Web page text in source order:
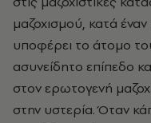
μαζοχισμού, κατά
υποφέρει το άτομο
ασυνείδητο επίπεδο
στον ερωτογενή
στην υστερία. Όταν